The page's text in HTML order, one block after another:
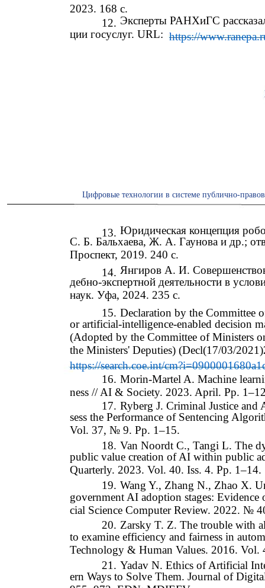
2023. 168 с.
12. Эксперты РАНХиГС
ции госуслуг. URL: https://
Цифровые технологии в системе публично-
13. Юридическая концепция
С. Б. Бальхаева, Ж. А. Гаунова и др.;
Проспект, 2019. 240 с.
14. Янгиров А. И.
дебно-экспертной деятельности в
наук. Уфа, 2024. 235 с.
15. Declaration by the Committee
or artificial-intelligence-enabled decision
(Adopted by the Committee of Ministers
the Ministers' Deputies) (Decl(17/03/
https://search.coe.int/
16. Morin-Martel A. Machine
ness // AI & Society. 2023. April. Pp.
17. Ryberg J. Criminal Justice
sess the Performance of Sentencing
Vol. 37, № 9. Pp. 1–15.
18. Van Noordt C., Tangi L. The
public value creation of AI within public
Quarterly. 2023. Vol. 40. Iss. 4. Pp. 1–14.
19. Wang Y., Zhang N., Zhao X.
government AI adoption stages:
cial Science Computer Review. 2022. №
20. Zarsky T. Z. The trouble with
to examine efficiency and fairness in
Technology & Human Values. 2016. Vol.
21. Yadav N. Ethics of Artificial
ern Ways to Solve Them. Journal of